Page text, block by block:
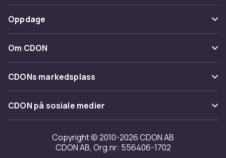
Spor pakke
Angre & returner her
Kontakt oss
Betaling
Levering
Tilbakekallinger
Oppdage
Kategorier
Varemerker
Om CDON
Om oss
Kundeanmeldelser
Jobbe på CDON
Investor relations
Tilgjengelighet
CDONs markedsplass
Merchant Help Center
CDON på sosiale medier
Copyright © 2010-2026 CDON AB
CDON AB, Org.nr: 556406-1702